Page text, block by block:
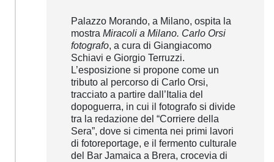
Palazzo Morando, a Milano, ospita la
mostra Miracoli a Milano. Carlo Orsi
fotografo, a cura di Giangiacomo
Schiavi e Giorgio Terruzzi.
L’esposizione si propone come un
tributo al percorso di Carlo Orsi,
tracciato a partire dall’Italia del
dopoguerra, in cui il fotografo si divide
tra la redazione del “Corriere della
Sera”, dove si cimenta nei primi lavori
di fotoreportage, e il fermento culturale
del Bar Jamaica a Brera, crocevia di